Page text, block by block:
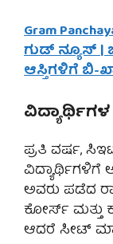
Gram
ಗುಡ್ ನ್ಯೂಸ್ |
ಆಸ್ತಿಗಳಿಗೆ ಬಿ-
ಪ್ರತಿ ವರ್ಷ,
ವಿದ್ಯಾರ್ಥಿಗಳಿಗೆ
ಅವರು ಪಡೆದ
ಕೋರ್ಸ್ ಮತ್ತು
ಆದರೆ ಸೀಟ್